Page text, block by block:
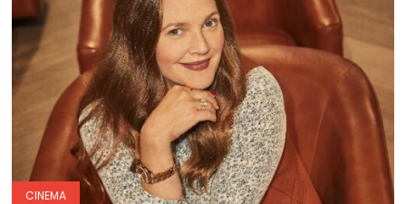
CINEMA